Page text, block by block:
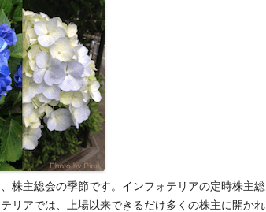
株主総会の季節です。インフォテリアの定時株主総
リアでは、上場以来できるだけ多くの株主に開かれ